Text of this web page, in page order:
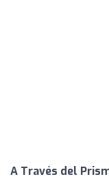
A Través del